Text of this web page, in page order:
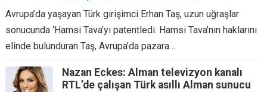
Avrupa’da yaşayan Türk girişimci Erhan Taş, uzun uğraşlar
sonucunda ‘Hamsi Tava’yı patentledi. Hamsi Tava’nın haklarını
elinde bulunduran Taş, Avrupa’da pazara…
Nazan Eckes: Alman televizyon kanalı
RTL’de çalışan Türk asıllı Alman sunucu